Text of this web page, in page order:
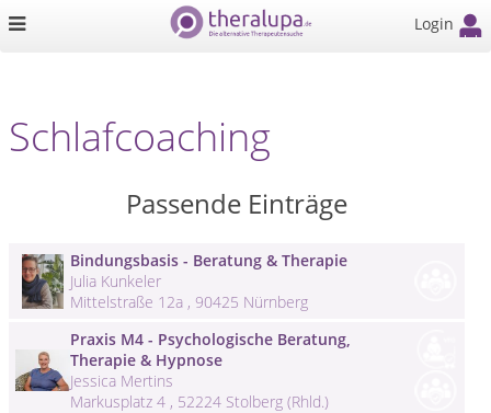
Login
Schlafcoaching
Passende Einträge
Bindungsbasis - Beratung & Therapie
Julia Kunkeler
Mittelstraße 12a , 90425 Nürnberg
Praxis M4 - Psychologische Beratung,
Therapie & Hypnose
Jessica Mertins
Markusplatz 4 , 52224 Stolberg (Rhld.)